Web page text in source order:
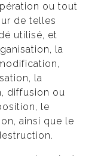
ou tout
de telles
utilisé, et
la
la
diffusion ou
le
ainsi que le